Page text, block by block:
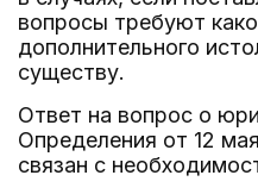
вопросы требуют
дополнительного
существу.
Ответ на вопрос о
Определения от 12
связан с